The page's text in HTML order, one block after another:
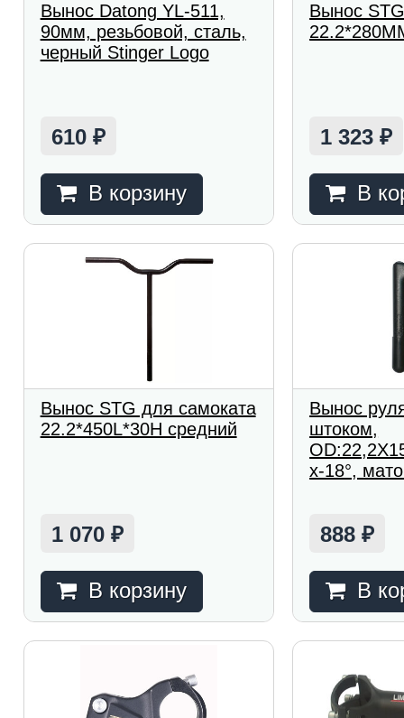
Вынос Datong YL-511,
90мм, резьбовой, сталь,
черный Stinger Logo
610 ₽
В корзину
Вынос
1 323₽
В
Вынос STG для самоката
22.2*450L*30H средний
1 070 ₽
В корзину
Вынос
штоком,
х-18°,
888₽
В